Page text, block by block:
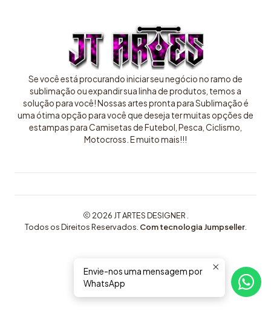
Se você está procurando iniciar seu negócio no ramo de
sublimação ou expandir sua linha de produtos, temos a
solução para você! Nossas artes pronta para Sublimação é
uma ótima opção para você que deseja ter muitas opções de
estampas para Camisetas de Futebol, Pesca, Ciclismo,
Motocross. E muito mais!!!
2026 JT ARTES DESIGNER .
Todos os Direitos Reservados. Com tecnologia Jumpseller.
Envie-nos uma mensagem por
WhatsApp